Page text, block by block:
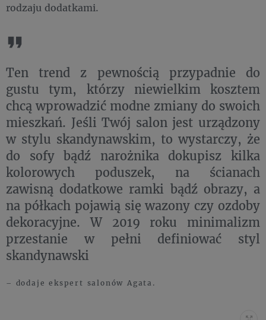
rodzaju dodatkami.
Ten trend z pewnością przypadnie do
gustu tym, którzy niewielkim kosztem
chcą wprowadzić modne zmiany do swoich
mieszkań. Jeśli Twój salon jest urządzony
w stylu skandynawskim, to wystarczy, że
do sofy bądź narożnika dokupisz kilka
kolorowych poduszek, na ścianach
zawisną dodatkowe ramki bądź obrazy, a
na półkach pojawią się wazony czy ozdoby
dekoracyjne. W 2019 roku minimalizm
przestanie w pełni definiować styl
skandynawski
– dodaje ekspert salonów Agata.